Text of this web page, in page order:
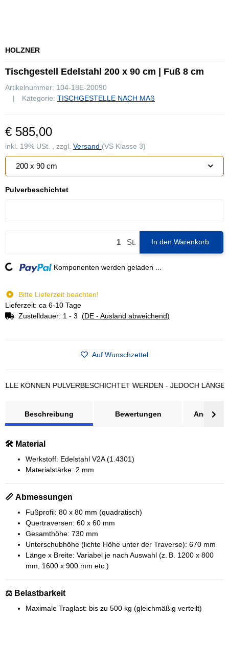
HOLZNER
Tischgestell Edelstahl 200 x 90 cm | Fuß 8 cm
Artikelnummer: 104-18E-20090
Kategorie: TISCHGESTELLE NACH MAß
€ 585,00
inkl. 19% USt. , zzgl. Versand (VS Klasse 3)
200 x 90 cm
Pulverbeschichtet
St. In den Warenkorb
Loading... Komponenten werden geladen ...
Bitte Lieferzeit beachten!
Lieferzeit: ca 6-10 Tage
Zustelldauer: 1 - 3 (DE - Ausland abweichend)
Auf Wunschzettel
KÖNNEN PULVERBESCHICHTET WERDEN - JEDOCH LÄNGERE
Beschreibung Bewertungen Angebot
🛠️ Material
Werkstoff: Edelstahl V2A (1.4301)
Materialstärke: 2 mm
📏 Abmessungen
Fußprofil: 80 x 80 mm (quadratisch)
Quertraversen: 60 x 60 mm
Gesamthöhe: 730 mm
Unterschubhöhe (lichte Höhe unter der Traverse): 670 mm
Länge x Breite: Variabel je nach Auswahl (z. B. 1200 x 800
mm, 1600 x 900 mm etc.)
⚖️ Belastbarkeit
Maximale Traglast: bis zu 500 kg (gleichmäßig verteilt)